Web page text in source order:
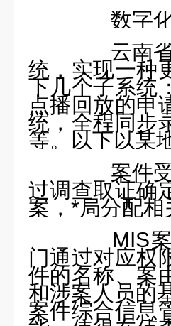
数字化*
云南省*
统，实现一种
下几个子系统
点播回放的申
统，全程同步
等。以下以某
案件受
过调查取证确
案，*局分配
MIS
门通过对应权
件的名称、案
和涉案人员的
案件综合信息